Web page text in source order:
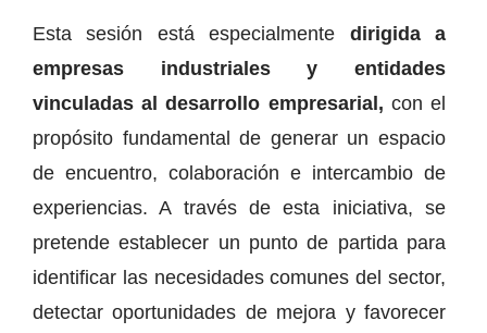
Esta sesión está especialmente dirigida a
empresas industriales y entidades
vinculadas al desarrollo empresarial, con el
propósito fundamental de generar un espacio
de encuentro, colaboración e intercambio de
experiencias. A través de esta iniciativa, se
pretende establecer un punto de partida para
identificar las necesidades comunes del sector,
detectar oportunidades de mejora y favorecer